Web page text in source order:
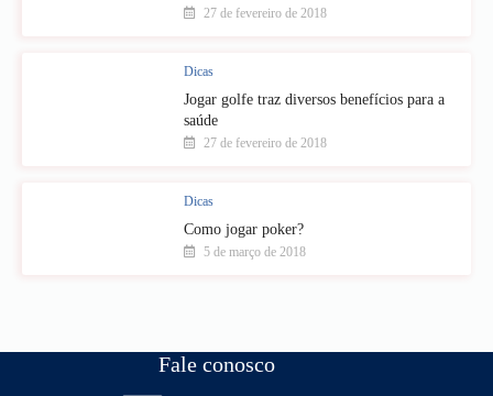
27 de fevereiro de 2018
Dicas
Jogar golfe traz diversos benefícios para a
saúde
27 de fevereiro de 2018
Dicas
Como jogar poker?
5 de março de 2018
Fale conosco